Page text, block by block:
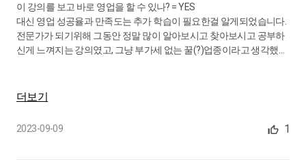
이 강의를 보고 바로 영업을 할 수 있나? = YES
대신 영업 성공율과 만족도는 추가 학습이 필요한걸 알게되었습니다.
전문가가 되기위해 그동안 정말 많이 알아보시고 찾아보시고 공부하
신게 느껴지는 강의였고, 그냥 부가세 없는 꿀(?)업종이라고 생각했는
아낌없이 노하우와 이야기 들려주셔서 감사했고 세무사님의 경험만
더보기
2023-09-09 1